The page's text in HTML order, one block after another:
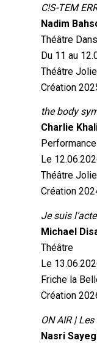
Nadim
Théâtre
Du 11 au
Théâtre
Création
the body
Charlie
Performance
Le
Théâtre
Création
Je suis
Michael
Théâtre
Le
Friche la
Création
ON AIR |
Nasri